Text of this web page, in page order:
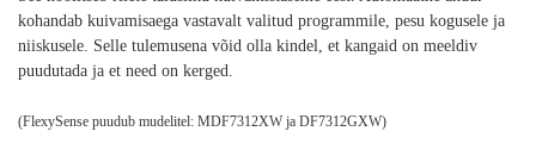
kohandab kuivamisaega vastavalt valitud programmile, pesu kogusele ja
niiskusele. Selle tulemusena võid olla kindel, et kangaid on meeldiv
puudutada ja et need on kerged.
(FlexySense puudub mudelitel: MDF7312XW ja DF7312GXW)